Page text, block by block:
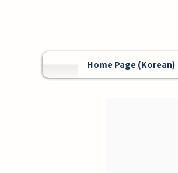
Home Page (Korean)